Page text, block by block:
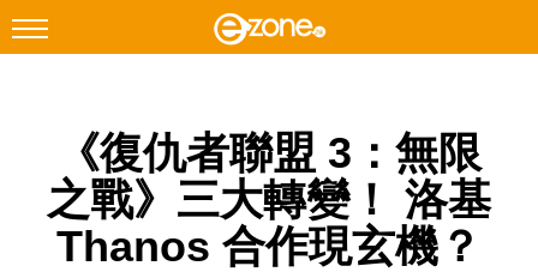
Facebook Instagram
科技焦點
網絡生活
《復仇者聯盟 3：無限
之戰》三大轉變！ 洛基
Thanos 合作現玄機？